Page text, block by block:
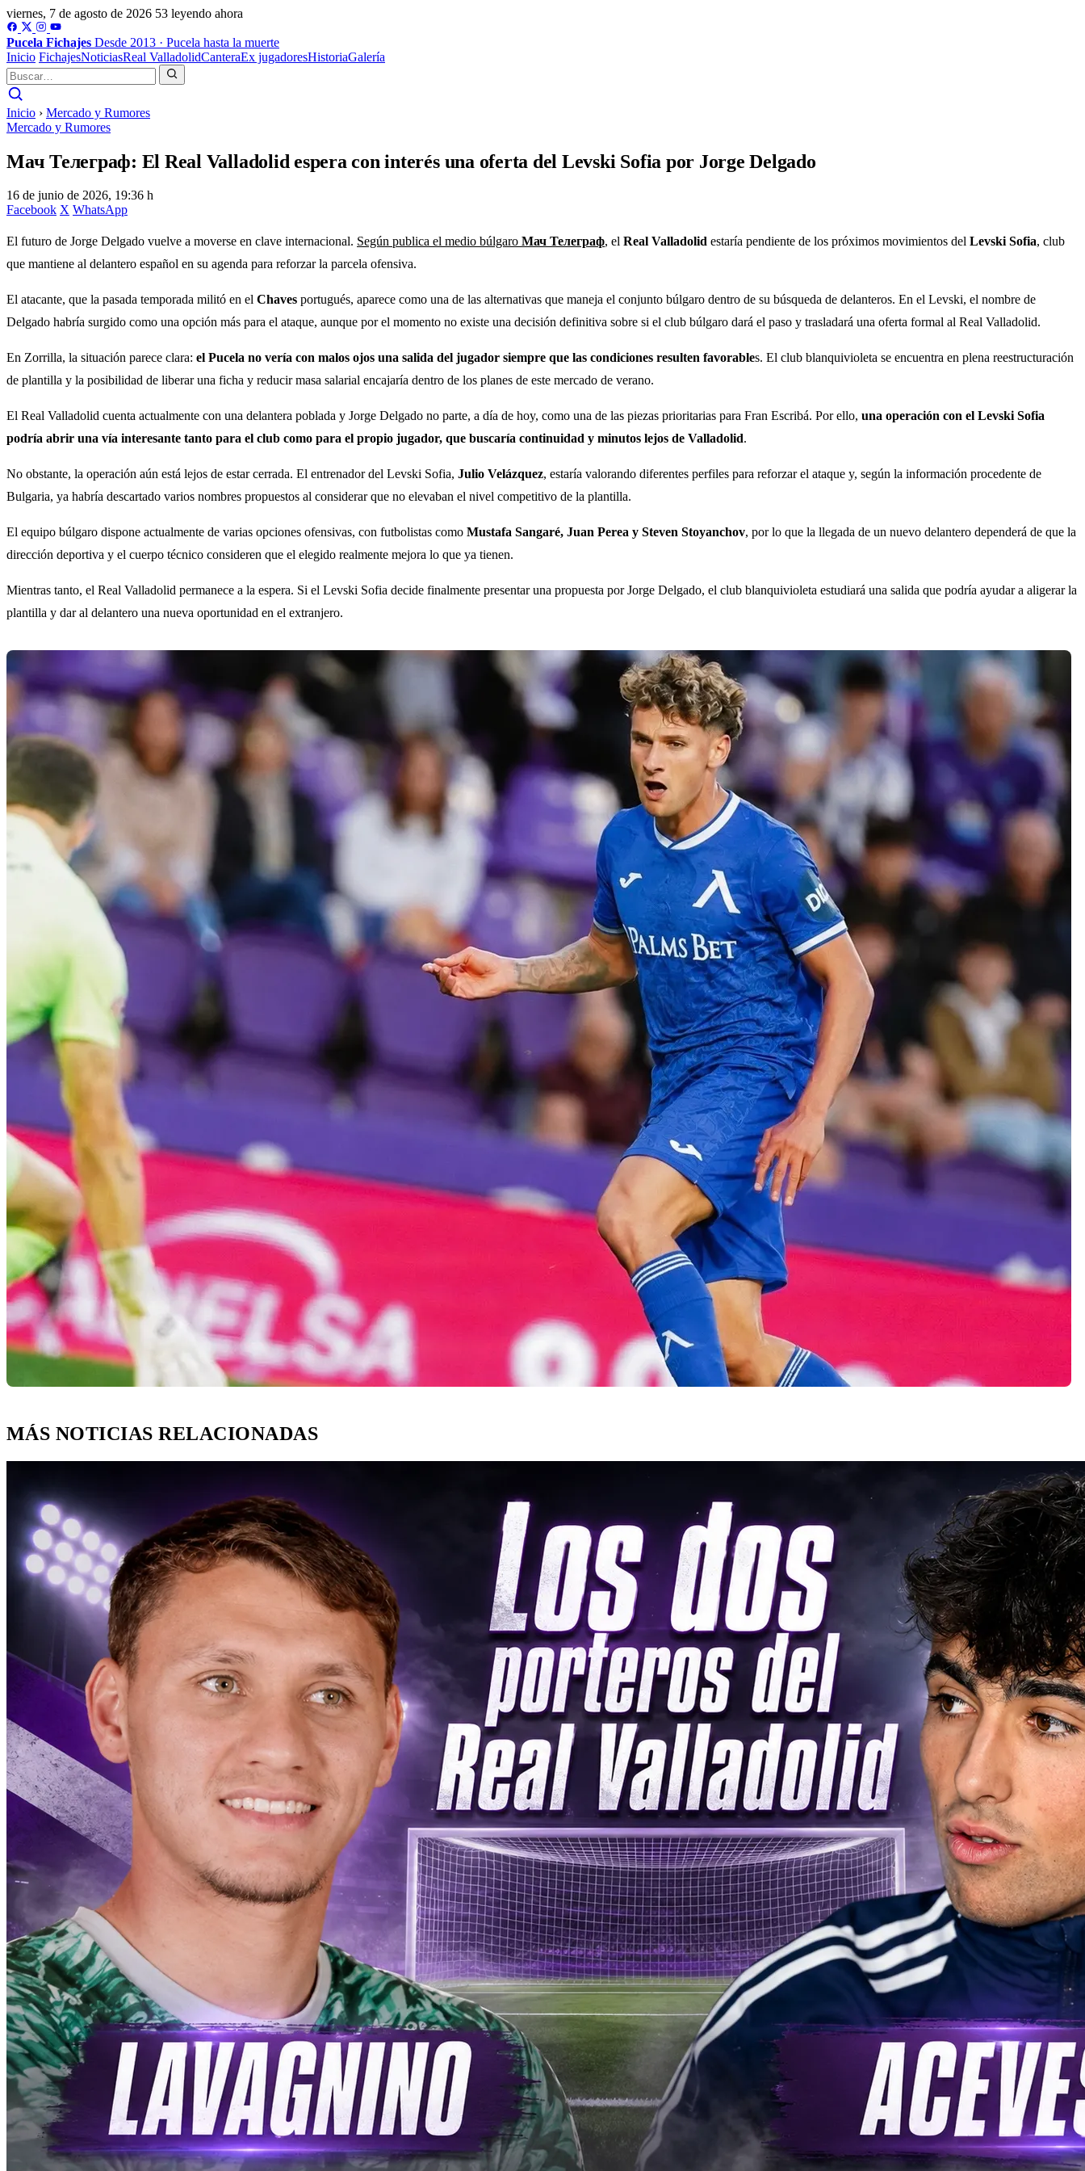
viernes, 7 de agosto de 2026 53 leyendo ahora
Pucela Fichajes Desde 2013 · Pucela hasta la muerte
Inicio FichajesNoticiasReal ValladolidCanteraEx jugadoresHistoriaGalería
Inicio › Mercado y Rumores
Mercado y Rumores
Мач Телеграф: El Real Valladolid espera con interés una oferta del Levski Sofia por Jorge Delgado
16 de junio de 2026, 19:36 h
Facebook X WhatsApp
El futuro de Jorge Delgado vuelve a moverse en clave internacional. Según publica el medio búlgaro Мач Телеграф, el Real Valladolid estaría pendiente de los próximos movimientos del Levski Sofia, club
que mantiene al delantero español en su agenda para reforzar la parcela ofensiva.
El atacante, que la pasada temporada militó en el Chaves portugués, aparece como una de las alternativas que maneja el conjunto búlgaro dentro de su búsqueda de delanteros. En el Levski, el nombre de
Delgado habría surgido como una opción más para el ataque, aunque por el momento no existe una decisión definitiva sobre si el club búlgaro dará el paso y trasladará una oferta formal al Real Valladolid.
En Zorrilla, la situación parece clara: el Pucela no vería con malos ojos una salida del jugador siempre que las condiciones resulten favorables. El club blanquivioleta se encuentra en plena reestructuración
de plantilla y la posibilidad de liberar una ficha y reducir masa salarial encajaría dentro de los planes de este mercado de verano.
El Real Valladolid cuenta actualmente con una delantera poblada y Jorge Delgado no parte, a día de hoy, como una de las piezas prioritarias para Fran Escribá. Por ello, una operación con el Levski Sofia
podría abrir una vía interesante tanto para el club como para el propio jugador, que buscaría continuidad y minutos lejos de Valladolid.
No obstante, la operación aún está lejos de estar cerrada. El entrenador del Levski Sofia, Julio Velázquez, estaría valorando diferentes perfiles para reforzar el ataque y, según la información procedente de
Bulgaria, ya habría descartado varios nombres propuestos al considerar que no elevaban el nivel competitivo de la plantilla.
El equipo búlgaro dispone actualmente de varias opciones ofensivas, con futbolistas como Mustafa Sangaré, Juan Perea y Steven Stoyanchov, por lo que la llegada de un nuevo delantero dependerá de que la
dirección deportiva y el cuerpo técnico consideren que el elegido realmente mejora lo que ya tienen.
Mientras tanto, el Real Valladolid permanece a la espera. Si el Levski Sofia decide finalmente presentar una propuesta por Jorge Delgado, el club blanquivioleta estudiará una salida que podría ayudar a aligerar la
plantilla y dar al delantero una nueva oportunidad en el extranjero.
MÁS NOTICIAS RELACIONADAS